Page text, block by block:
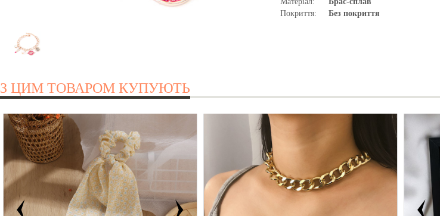
Покриття:
Без покриття
З ЦИМ ТОВАРОМ КУПУЮТЬ